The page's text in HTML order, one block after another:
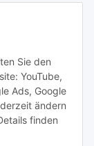
Sie den
YouTube,
Ads, Google
ändern
finden